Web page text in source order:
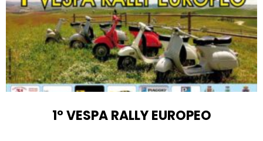
1° VESPA RALLY EUROPEO